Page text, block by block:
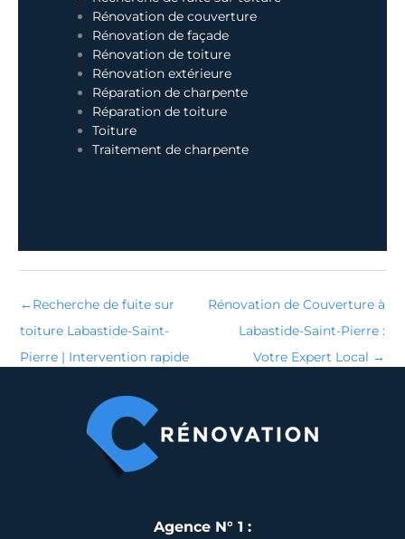
Rénovation de couverture
Rénovation de façade
Rénovation de toiture
Rénovation extérieure
Réparation de charpente
Réparation de toiture
Toiture
Traitement de charpente
←Recherche de fuite sur
toiture Labastide-Saint-
Pierre | Intervention rapide
Rénovation de Couverture à
Labastide-Saint-Pierre :
Votre Expert Local →
Agence N° 1 :